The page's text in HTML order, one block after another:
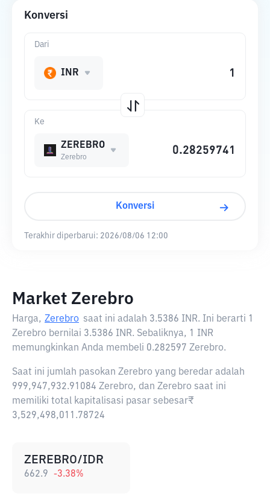
Konversi
Ke
ZEREBRO
Zerebro
Dari
INR
Konversi
Terakhir diperbarui: 2026/08/06 12:00
Market Zerebro
Harga, Zerebro saat ini adalah 3.5386 INR. Ini berarti 1
Zerebro bernilai 3.5386 INR. Sebaliknya, 1 INR
memungkinkan Anda membeli 0.282597 Zerebro.
Saat ini jumlah pasokan Zerebro yang beredar adalah
999,947,932.91084 Zerebro, dan Zerebro saat ini
memiliki total kapitalisasi pasar sebesar₹
3,529,498,011.78724
ZEREBRO/IDR
662.9 -3.38%